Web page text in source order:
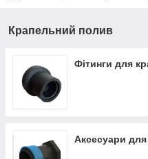
Крапельний полив
Фітинги для
Аксесуари